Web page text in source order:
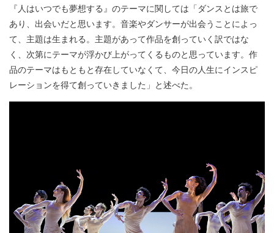
『人はいつでも夢想する』のテーマに関しては「ダンスとは旅で
あり、出会いだと思います。音楽やダンサーが出会うことによっ
て、主題は生まれる。主題があって作品を創っていく訳ではな
く、次第にテーマが浮かび上がってくるものと思っています。作
品のテーマはもともと存在していなくて、今日の人生にインスピ
レーションを得て創っていきました」と述べた。